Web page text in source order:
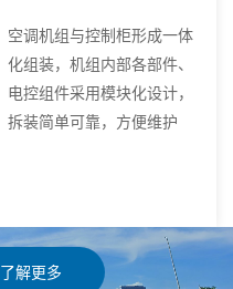
空调机组与控制柜形成一体
化组装，机组内部各部件、
电控组件采用模块化设计，
拆装简单可靠，方便维护
了解更多